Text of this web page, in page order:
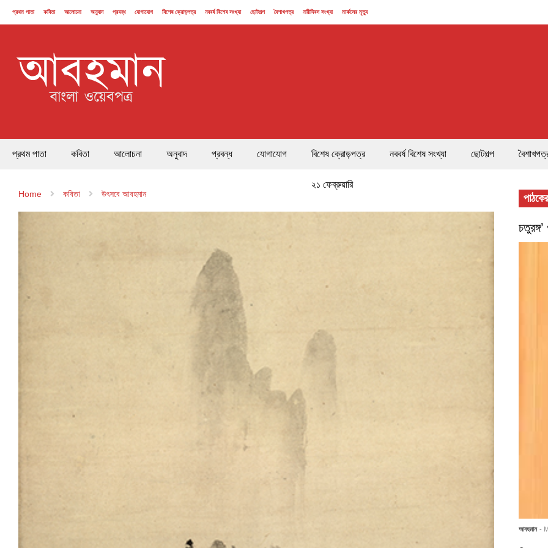
প্রথম পাতা কবিতা আলোচনা অনুবাদ প্রবন্ধ যোগাযোগ বিশেষ ক্রোড়পত্র নববর্ষ বিশেষ সংখ্যা ছোটগল্প বৈশাখপত্র নারীদিবস সংখ্যা মার্কসের মৃত্যু
প্রথম পাতা কবিতা আলোচনা অনুবাদ প্রবন্ধ যোগাযোগ বিশেষ ক্রোড়পত্র
২১ ফেব্রুয়ারি
নববর্ষ বিশেষ সংখ্যা ছোটগল্প
Home কবিতা উৎসবে আবহমান
আবহমান -